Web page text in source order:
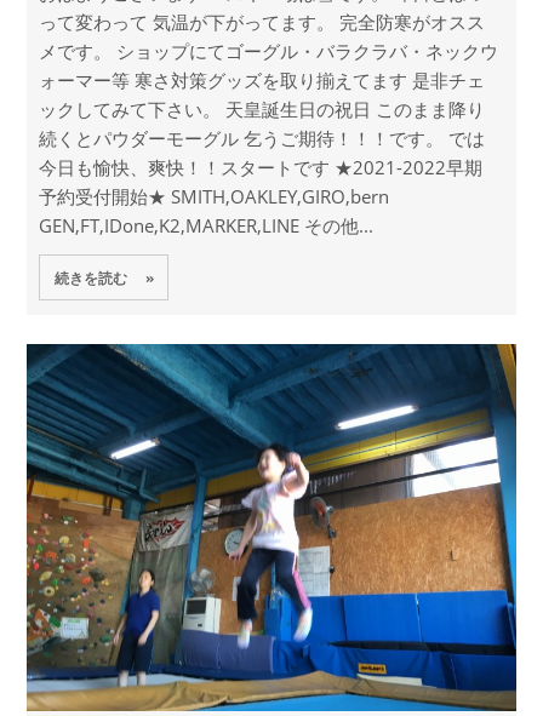
って変わって 気温が下がってます。 完全防寒がオスス
メです。 ショップにてゴーグル・バラクラバ・ネックウ
ォーマー等 寒さ対策グッズを取り揃えてます 是非チェ
ックしてみて下さい。 天皇誕生日の祝日 このまま降り
続くとパウダーモーグル 乞うご期待！！！です。 では
今日も愉快、爽快！！スタートです ★2021-2022早期
予約受付開始★ SMITH,OAKLEY,GIRO,bern
GEN,FT,IDone,K2,MARKER,LINE その他...
続きを読む »